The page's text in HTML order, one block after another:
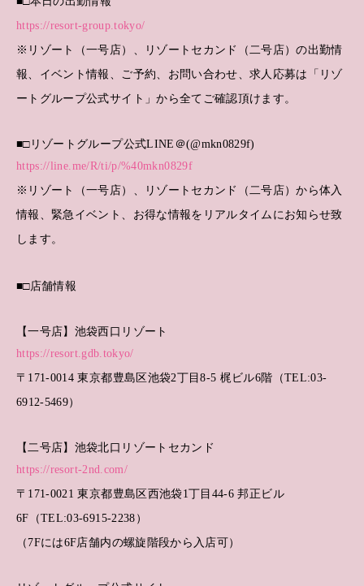
https://resort-group.tokyo/
※リゾート（一号店）、リゾートセカンド（二号店）の出勤情
報、イベント情報、ご予約、お問い合わせ、求人応募は「リゾ
ートグループ公式サイト」から全てご確認頂けます。
■□リゾートグループ公式LINE＠(@mkn0829f)
https://line.me/R/ti/p/%40mkn0829f
※リゾート（一号店）、リゾートセカンド（二号店）から体入
情報、緊急イベント、お得な情報をリアルタイムにお知らせ致
します。
■□店舗情報
【一号店】池袋西口リゾート
https://resort.gdb.tokyo/
〒171-0014 東京都豊島区池袋2丁目8-5 梶ビル6階（TEL:03-
6912-5469）
【二号店】池袋北口リゾートセカンド
https://resort-2nd.com/
〒171-0021 東京都豊島区西池袋1丁目44-6 邦正ビル
6F（TEL:03-6915-2238）
（7Fには6F店舗内の螺旋階段から入店可）